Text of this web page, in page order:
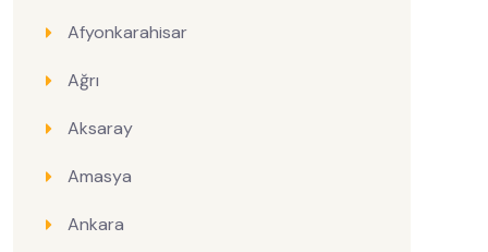
Afyonkarahisar
Ağrı
Aksaray
Amasya
Ankara